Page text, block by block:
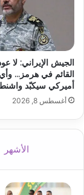
الجيش الإيراني: لا
القائم في هرمز…
أميركي سيكبّد
أغسطس 8, 2026
الأشهر